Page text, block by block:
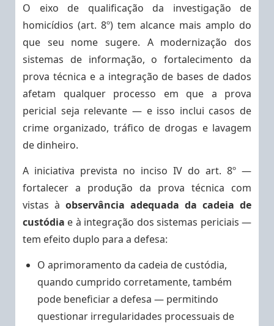
O eixo de qualificação da investigação de
homicídios (art. 8º) tem alcance mais amplo do
que seu nome sugere. A modernização dos
sistemas de informação, o fortalecimento da
prova técnica e a integração de bases de dados
afetam qualquer processo em que a prova
pericial seja relevante — e isso inclui casos de
crime organizado, tráfico de drogas e lavagem
de dinheiro.
A iniciativa prevista no inciso IV do art. 8º —
fortalecer a produção da prova técnica com
vistas à observância adequada da cadeia de
custódia e à integração dos sistemas periciais —
tem efeito duplo para a defesa:
O aprimoramento da cadeia de custódia,
quando cumprido corretamente, também
pode beneficiar a defesa — permitindo
questionar irregularidades processuais de